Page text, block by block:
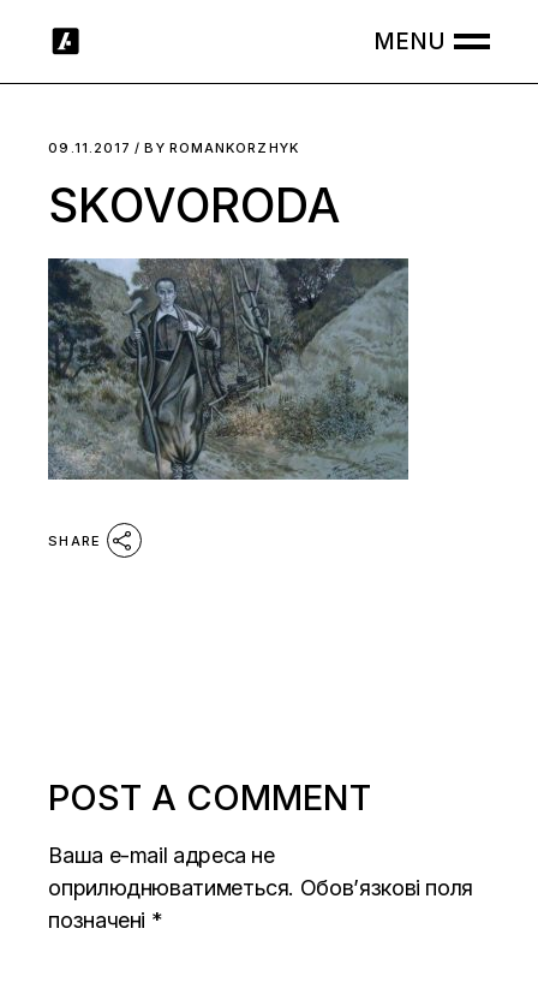
09.11.2017 BY ROMANKORZHYK
SKOVORODA
SHARE
POST A COMMENT
Ваша e-mail адреса не
оприлюднюватиметься. Обов’язкові поля
позначені *